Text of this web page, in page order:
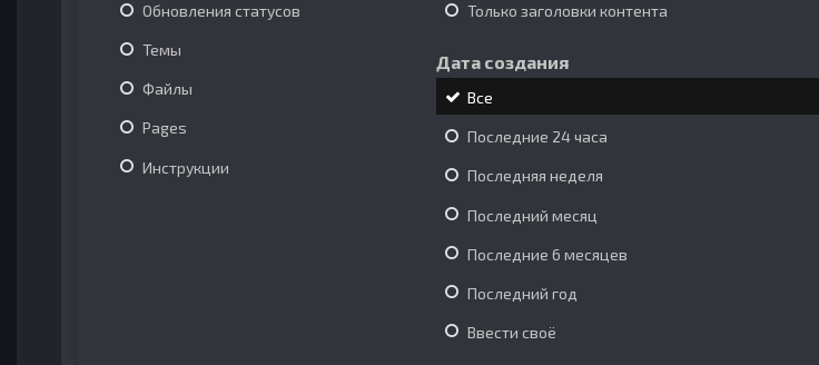
Обновления статусов
Темы
Файлы
Pages
Инструкции
Только заголовки контента
Дата создания
Все
Последние 24 часа
Последняя неделя
Последний месяц
Последние 6 месяцев
Последний год
Ввести своё